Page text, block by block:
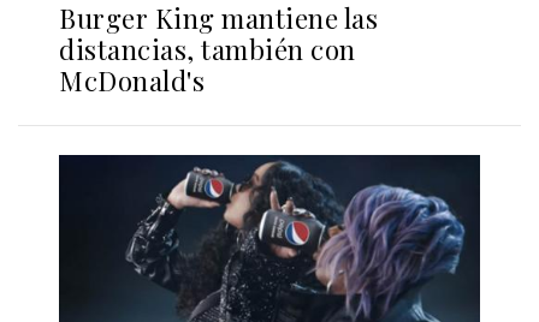
Burger King mantiene las
distancias, también con
McDonald's